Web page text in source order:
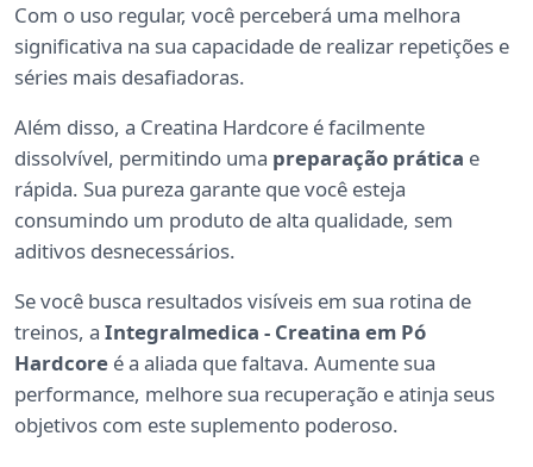
Com o uso regular, você perceberá uma melhora
significativa na sua capacidade de realizar repetições e
séries mais desafiadoras.
Além disso, a Creatina Hardcore é facilmente
dissolvível, permitindo uma preparação prática e
rápida. Sua pureza garante que você esteja
consumindo um produto de alta qualidade, sem
aditivos desnecessários.
Se você busca resultados visíveis em sua rotina de
treinos, a Integralmedica - Creatina em Pó
Hardcore é a aliada que faltava. Aumente sua
performance, melhore sua recuperação e atinja seus
objetivos com este suplemento poderoso.